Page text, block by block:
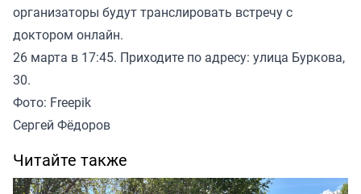
организаторы будуттранслировать встречус
доктором онлайн.
26 марта в 17:45. Приходите по адресу: улица Буркова,
30.
Фото: Freepik
Сергей Фёдоров
Читайте также